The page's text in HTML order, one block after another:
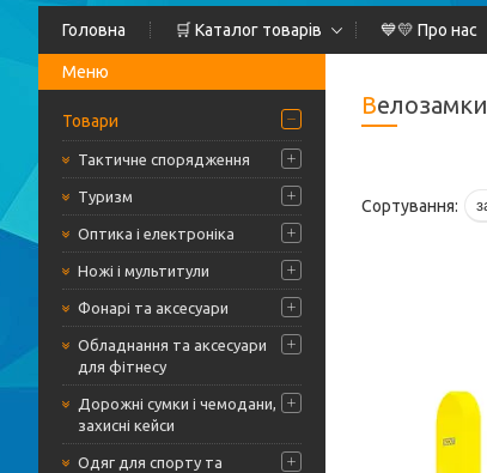
Головна 🛒 Каталог товарів 💙💛 Про нас
Товари
Тактичне спорядження
Туризм
Оптика і електроніка
Ножі і мультитули
Фонарі та аксесуари
Обладнання та аксесуари
для фітнесу
Дорожні сумки і чемодани,
захисні кейси
Одяг для спорту та
Велозамки